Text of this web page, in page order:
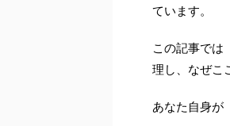
ています。
この記事では
理し、なぜこ
あなた自身が